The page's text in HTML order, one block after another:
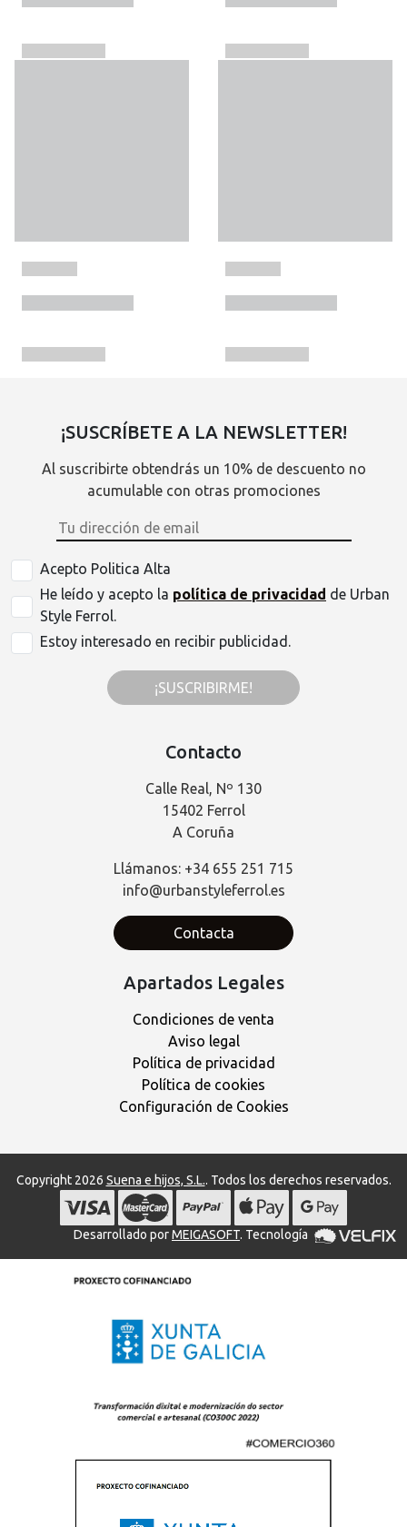
¡SUSCRÍBETE A LA NEWSLETTER!
Al suscribirte obtendrás un 10% de descuento no
acumulable con otras promociones
Acepto Politica Alta
He leído y acepto la política de privacidad de Urban
Style Ferrol.
Estoy interesado en recibir publicidad.
¡SUSCRIBIRME!
Contacto
Calle Real, Nº 130
15402 Ferrol
A Coruña
Llámanos: +34 655 251 715
info@urbanstyleferrol.es
Contacta
Apartados Legales
Condiciones de venta
Aviso legal
Política de privacidad
Política de cookies
Configuración de Cookies
Copyright 2026 Suena e hijos, S.L.. Todos los derechos reservados.
Desarrollado porMEIGASOFT. Tecnología